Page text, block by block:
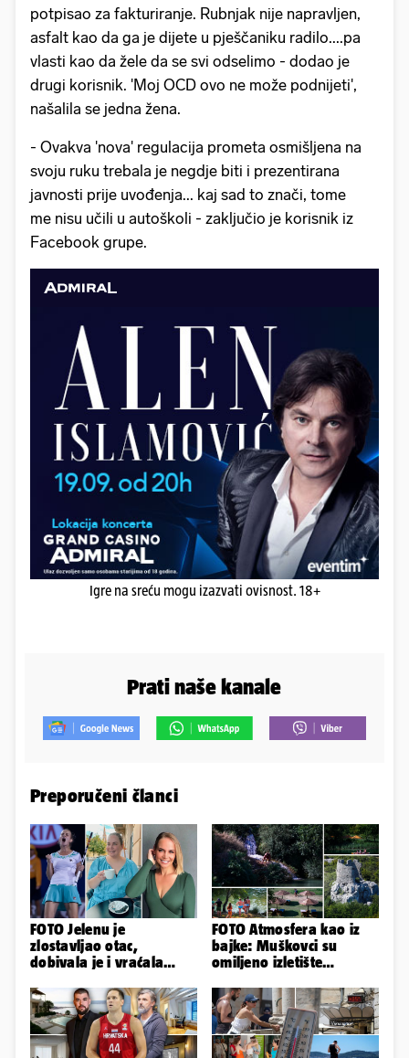
potpisao za fakturiranje. Rubnjak nije napravljen,
asfalt kao da ga je dijete u pješčaniku radilo....pa
vlasti kao da žele da se svi odselimo - dodao je
drugi korisnik. 'Moj OCD ovo ne može podnijeti',
našalila se jedna žena.
- Ovakva 'nova' regulacija prometa osmišljena na
svoju ruku trebala je negdje biti i prezentirana
javnosti prije uvođenja... kaj sad to znači, tome
me nisu učili u autoškoli - zaključio je korisnik iz
Facebook grupe.
Igre na sreću mogu izazvati ovisnost. 18+
Prati naše kanale
Preporučeni članci
FOTO Jelenu je
zlostavljao otac,
dobivala je i vraćala
tukao šakama'
FOTO Atmosfera kao iz
bajke: Muškovci su
omiljeno izletište
zašto